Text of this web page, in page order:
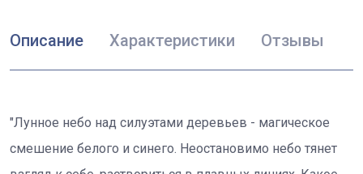
Описание Характеристики Отзывы
"Лунное небо над силуэтами деревьев - магическое
смешение белого и синего. Неостановимо небо тянет